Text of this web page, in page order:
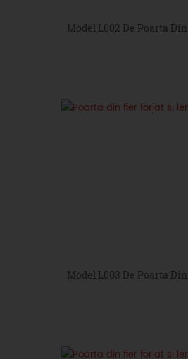
Model L002 De Poarta
Model L003 De Poarta